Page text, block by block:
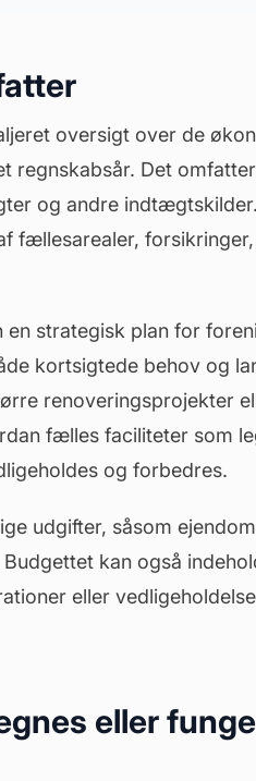
oversigt over de
regnskabsår. Det
og andre
fællesarealer,
strategisk plan for
kortsigtede behov og
renoveringsprojekter
fælles faciliteter som
og forbedres.
udgifter, såsom
kan også
eller
eller